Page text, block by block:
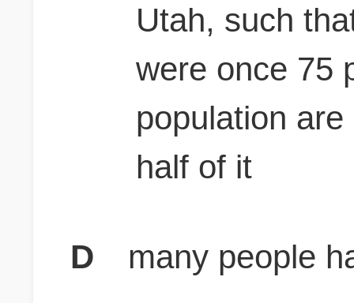
Utah, such
were once 75
population
half of it
D
many people